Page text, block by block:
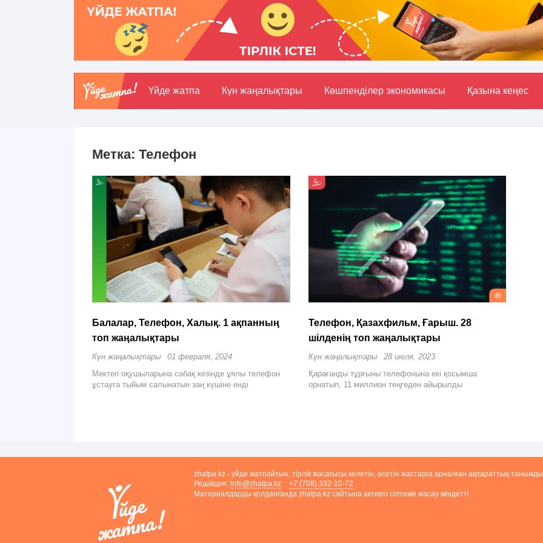
Үйде жатпа Күн жаңалықтары Көшпенділер экономикасы Қазына кеңес
Метка: Телефон
Балалар, Телефон, Халық. 1 ақпанның
топ жаңалықтары
Күн жаңалықтары
01 февраля, 2024
Мектеп оқушыларына сабақ кезінде ұялы телефон
ұстауға тыйым салынатын заң күшіне енді
Телефон, Қазахфильм, Ғарыш. 28
шілденің топ жаңалықтары
Күн жаңалықтары
28 июля, 2023
Қарағанды тұрғыны телефонына екі қосымша
орнатып, 11 миллион теңгеден айырылды
zhatpa.kz - үйде жатпайтын, тірлік жасағысы келетін, өсетін жастарға арналған ақпараттық-
Редакция:info@zhatpa.kz
+7 (708) 332-10-72
Материалдарды қолданғанда zhatpa.kz сайтына активті сілтеме жасау міндетті